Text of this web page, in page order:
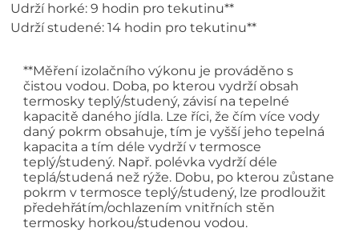
Udrží horké: 9 hodin pro tekutinu**
Udrží studené: 14 hodin pro tekutinu**
**Měření izolačního výkonu je prováděno s
čistou vodou. Doba, po kterou vydrží obsah
termosky teplý/studený, závisí na tepelné
kapacitě daného jídla. Lze říci, že čím více vody
daný pokrm obsahuje, tím je vyšší jeho tepelná
kapacita a tím déle vydrží v termosce
teplý/studený. Např. polévka vydrží déle
teplá/studená než rýže. Dobu, po kterou zůstane
pokrm v termosce teplý/studený, lze prodloužit
předehřátím/ochlazením vnitřních stěn
termosky horkou/studenou vodou.